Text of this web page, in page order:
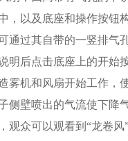
，以及底座和操作按钮
通过其自带的一竖排气
明后点击底座上的开始
雾机和风扇开始工作，
侧壁喷出的气流使下降
观众可以观看到“龙卷风